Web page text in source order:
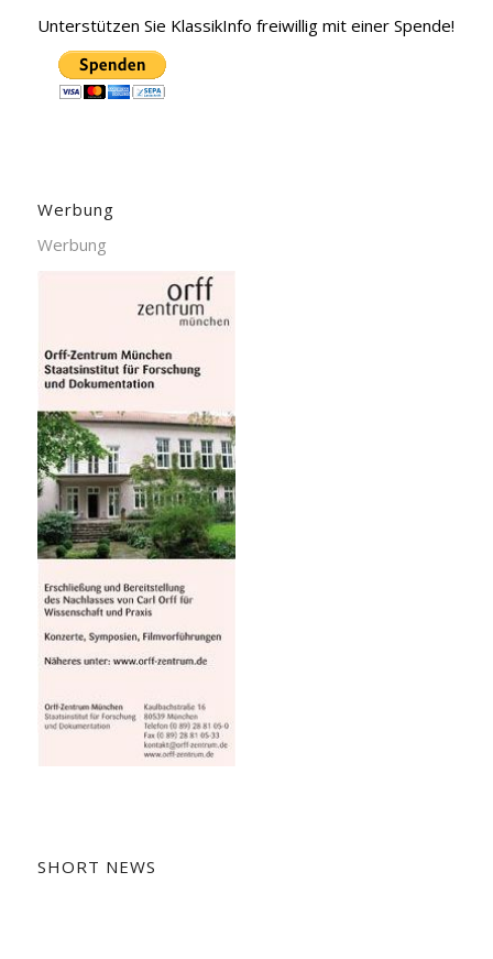
Unterstützen Sie KlassikInfo freiwillig mit einer Spende!
Werbung
Werbung
SHORT NEWS